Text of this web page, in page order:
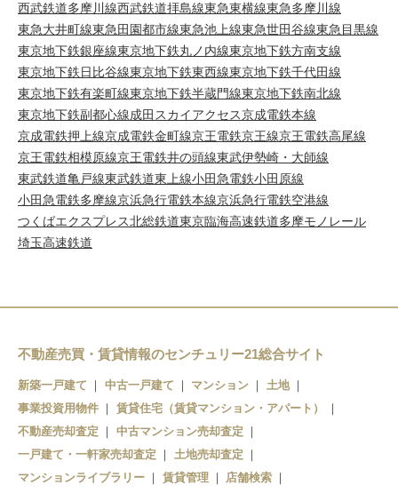
西武鉄道多摩川線西武鉄道拝島線東急東横線東急多摩川線
東急大井町線東急田園都市線東急池上線東急世田谷線東急目黒線
東京地下鉄銀座線東京地下鉄丸ノ内線東京地下鉄方南支線
東京地下鉄日比谷線東京地下鉄東西線東京地下鉄千代田線
東京地下鉄有楽町線東京地下鉄半蔵門線東京地下鉄南北線
東京地下鉄副都心線成田スカイアクセス京成電鉄本線
京成電鉄押上線京成電鉄金町線京王電鉄京王線京王電鉄高尾線
京王電鉄相模原線京王電鉄井の頭線東武伊勢崎・大師線
東武鉄道亀戸線東武鉄道東上線小田急電鉄小田原線
小田急電鉄多摩線京浜急行電鉄本線京浜急行電鉄空港線
つくばエクスプレス北総鉄道東京臨海高速鉄道多摩モノレール
埼玉高速鉄道
不動産売買・賃貸情報のセンチュリー21総合サイト
新築一戸建て 中古一戸建て マンション
土地
事業投資用物件
賃貸住宅（賃貸マンション・アパート）
不動産売却査定
中古マンション売却査定
一戸建て・一軒家売却査定
土地売却査定
マンションライブラリー
賃貸管理
店舗検索